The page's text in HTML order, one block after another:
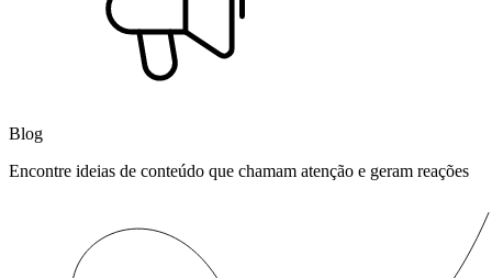
Blog
Encontre ideias de conteúdo que chamam atenção e geram reações